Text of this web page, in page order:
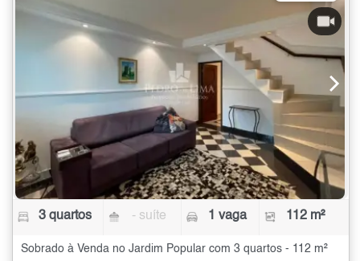
3 quartos - suíte 1 vaga 112 m²
Sobrado à Venda no Jardim Popular com 3 quartos - 112 m²